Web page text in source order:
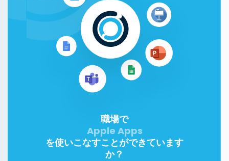
職場で
Apple Apps
を使いこなすことができています
か？